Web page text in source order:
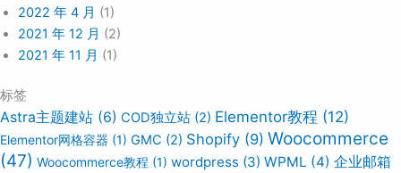
2022 年 4 月 (1)
2021 年 12 月 (2)
2021 年 11 月 (1)
标签
Astra主题建站 (6) COD独立站 (2) Elementor教程 (12)
Elementor网格容器 (1) GMC (2) Shopify (9) Woocommerce
(47) Woocommerce教程 (1) wordpress (3) WPML (4) 企业邮箱